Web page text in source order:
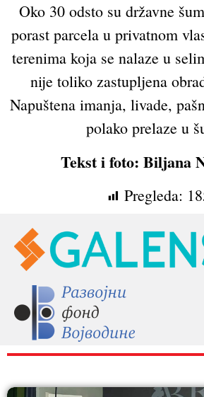
Oko 30 odsto su državne
porast parcela u privatnom
terenima koja se nalaze u
nije toliko zastupljena
Napuštena imanja, livade,
polako prelaze u
Tekst i foto: Biljana
Pregleda:
RAZNO